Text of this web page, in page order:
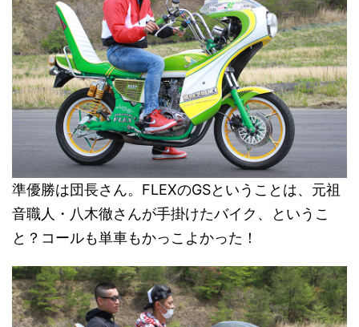
準優勝は団長さん。FLEXのGSということは、元祖
音職人・八木徹さんが手掛けたバイク、というこ
と？コールも単車もかっこよかった！